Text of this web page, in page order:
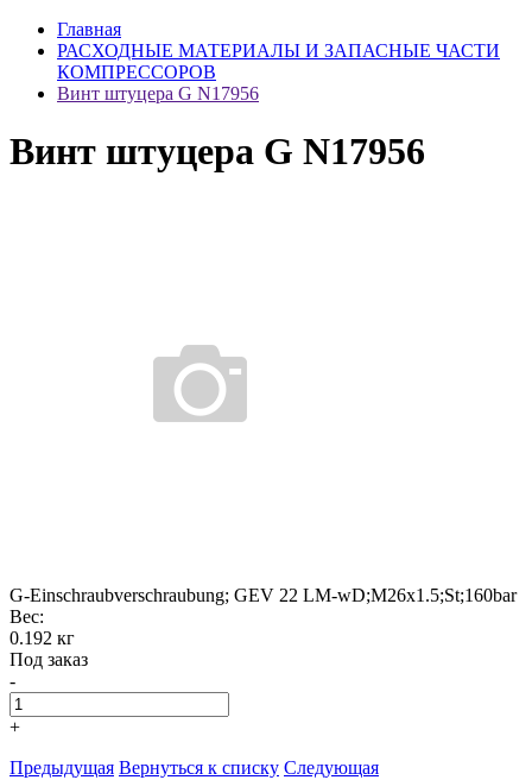
Главная
РАСХОДНЫЕ МАТЕРИАЛЫ И ЗАПАСНЫЕ ЧАСТИ
КОМПРЕССОРОВ
Винт штуцера G N17956
Винт штуцера G N17956
G-Einschraubverschraubung; GEV 22 LM-wD;M26x1.5;St;160bar
Вес:
0.192 кг
Под заказ
-
+
Предыдущая Вернуться к списку Следующая